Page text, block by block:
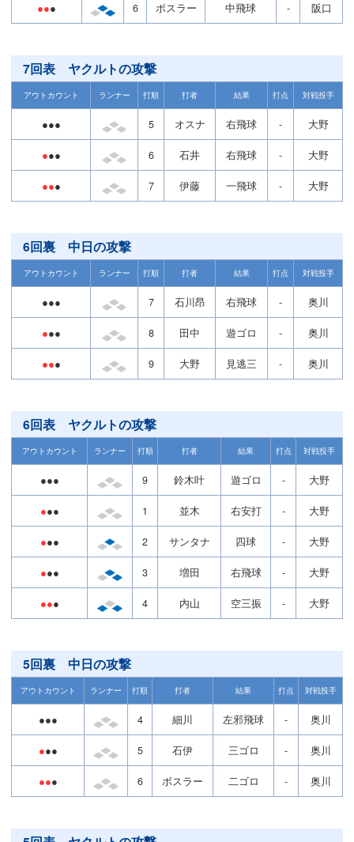
●●● 6 ボスラー 中飛球 - 阪口
7回表 ヤクルトの攻撃
アウトカウント ランナー 打順 打者 結果 打点 対戦投手
●●● 5 オスナ 右飛球 - 大野
●●● 6 石井 右飛球 - 大野
●●● 7 伊藤 一飛球 - 大野
6回裏 中日の攻撃
アウトカウント ランナー 打順 打者 結果 打点 対戦投手
●●● 7 石川昂 右飛球 - 奥川
●●● 8 田中 遊ゴロ - 奥川
●●● 9 大野 見逃三 - 奥川
6回表 ヤクルトの攻撃
アウトカウント ランナー 打順 打者 結果 打点 対戦投手
●●● 9 鈴木叶 遊ゴロ - 大野
●●● 1 並木 右安打 - 大野
●●● 2 サンタナ 四球 - 大野
●●● 3 増田 右飛球 - 大野
●●● 4 内山 空三振 - 大野
5回裏 中日の攻撃
アウトカウント ランナー 打順 打者 結果 打点 対戦投手
●●● 4 細川 左邪飛球 - 奥川
●●● 5 石伊 三ゴロ - 奥川
●●● 6 ボスラー 二ゴロ - 奥川